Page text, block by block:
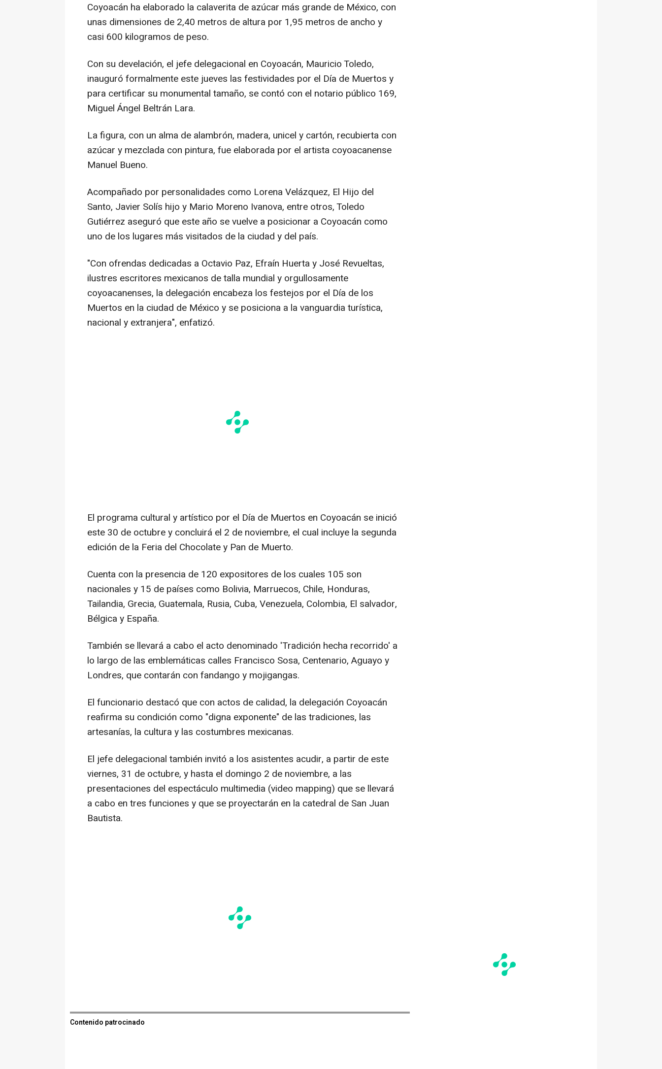
Coyoacán ha elaborado la calaverita de azúcar más grande de México, con
unas dimensiones de 2,40 metros de altura por 1,95 metros de ancho y
casi 600 kilogramos de peso.
Con su develación, el jefe delegacional en Coyoacán, Mauricio Toledo,
inauguró formalmente este jueves las festividades por el Día de Muertos y
para certificar su monumental tamaño, se contó con el notario público 169,
Miguel Ángel Beltrán Lara.
La figura, con un alma de alambrón, madera, unicel y cartón, recubierta con
azúcar y mezclada con pintura, fue elaborada por el artista coyoacanense
Manuel Bueno.
Acompañado por personalidades como Lorena Velázquez, El Hijo del
Santo, Javier Solís hijo y Mario Moreno Ivanova, entre otros, Toledo
Gutiérrez aseguró que este año se vuelve a posicionar a Coyoacán como
uno de los lugares más visitados de la ciudad y del país.
"Con ofrendas dedicadas a Octavio Paz, Efraín Huerta y José Revueltas,
ilustres escritores mexicanos de talla mundial y orgullosamente
coyoacanenses, la delegación encabeza los festejos por el Día de los
Muertos en la ciudad de México y se posiciona a la vanguardia turística,
nacional y extranjera", enfatizó.
El programa cultural y artístico por el Día de Muertos en Coyoacán se inició
este 30 de octubre y concluirá el 2 de noviembre, el cual incluye la segunda
edición de la Feria del Chocolate y Pan de Muerto.
Cuenta con la presencia de 120 expositores de los cuales 105 son
nacionales y 15 de países como Bolivia, Marruecos, Chile, Honduras,
Tailandia, Grecia, Guatemala, Rusia, Cuba, Venezuela, Colombia, El salvador,
Bélgica y España.
También se llevará a cabo el acto denominado 'Tradición hecha recorrido' a
lo largo de las emblemáticas calles Francisco Sosa, Centenario, Aguayo y
Londres, que contarán con fandango y mojigangas.
El funcionario destacó que con actos de calidad, la delegación Coyoacán
reafirma su condición como "digna exponente" de las tradiciones, las
artesanías, la cultura y las costumbres mexicanas.
El jefe delegacional también invitó a los asistentes acudir, a partir de este
viernes, 31 de octubre, y hasta el domingo 2 de noviembre, a las
presentaciones del espectáculo multimedia (video mapping) que se llevará
a cabo en tres funciones y que se proyectarán en la catedral de San Juan
Bautista.
Contenido patrocinado